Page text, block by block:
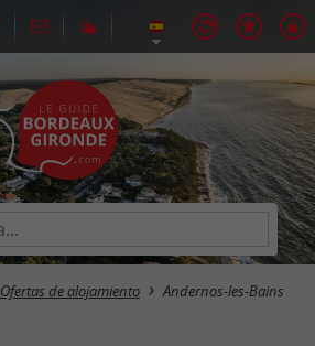
Ofertas de alojamiento Andernos-les-Bains